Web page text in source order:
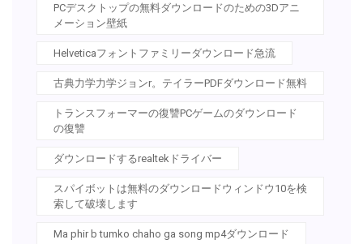
PCデスクトップの無料ダウンロードのための3Dアニ
メーション壁紙
Helveticaフォントファミリーダウンロード急流
古典力学力学ジョンr。テイラーPDFダウンロード無料
トランスフォーマーの復讐PCゲームのダウンロード
の復讐
ダウンロードするrealtekドライバー
スパイボットは無料のダウンロードウィンドウ10を検
索して破壊します
Ma phir b tumko chaho ga song mp4ダウンロード